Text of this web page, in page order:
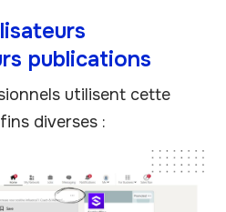
publications
utilisent cette
diverses :